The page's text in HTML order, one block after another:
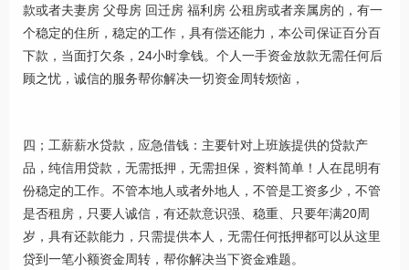
款或者夫妻房 父母房 回迁房 福利房 公租房或者亲属房的，有一
个稳定的住所，稳定的工作，具有偿还能力，本公司保证百分百
下款，当面打欠条，24小时拿钱。个人一手资金放款无需任何后
顾之忧，诚信的服务帮你解决一切资金周转烦恼，
四；工薪薪水贷款，应急借钱：主要针对上班族提供的贷款产
品，纯信用贷款，无需抵押，无需担保，资料简单！人在昆明有
份稳定的工作。不管本地人或者外地人，不管是工资多少，不管
是否租房，只要人诚信，有还款意识强、稳重、只要年满20周
岁，具有还款能力，只需提供本人，无需任何抵押都可以从这里
贷到一笔小额资金周转，帮你解决当下资金难题。